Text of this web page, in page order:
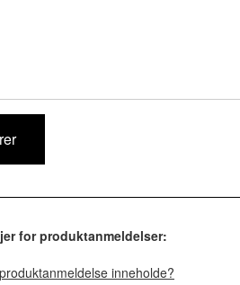
for produktanmeldelser:
inneholde?